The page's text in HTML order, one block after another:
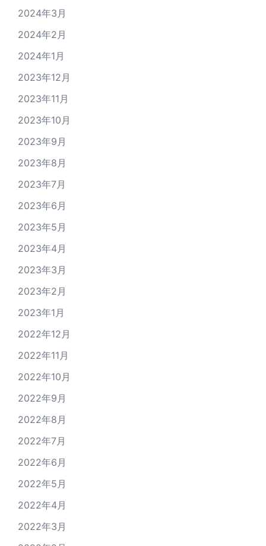
2024年3月
2024年2月
2024年1月
2023年12月
2023年11月
2023年10月
2023年9月
2023年8月
2023年7月
2023年6月
2023年5月
2023年4月
2023年3月
2023年2月
2023年1月
2022年12月
2022年11月
2022年10月
2022年9月
2022年8月
2022年7月
2022年6月
2022年5月
2022年4月
2022年3月